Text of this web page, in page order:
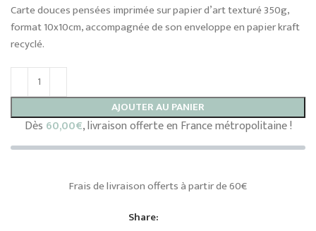
Carte douces pensées imprimée sur papier d’art texturé 350g,
format 10x10cm, accompagnée de son enveloppe en papier kraft
recyclé.
AJOUTER AU PANIER
Dès 60,00€, livraison offerte en France métropolitaine !
Frais de livraison offerts à partir de 60€
Share: